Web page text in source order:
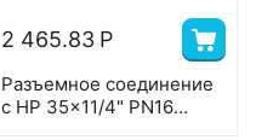
2 465.83 Р
Разъемное соединение
с НР 35x11/4" PN16